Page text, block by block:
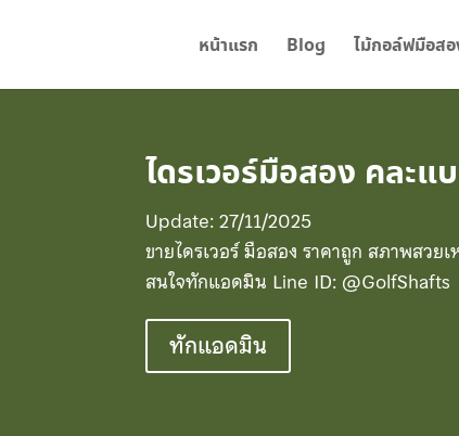
หน้าแรก Blog ไม้กอล์ฟมือส
ไดรเวอร์มือสอง คละแ
Update: 27/11/2025
ขายไดรเวอร์ มือสอง ราคาถูก สภาพสว
สนใจทักแอดมิน Line ID: @GolfShafts
ทักแอดมิน